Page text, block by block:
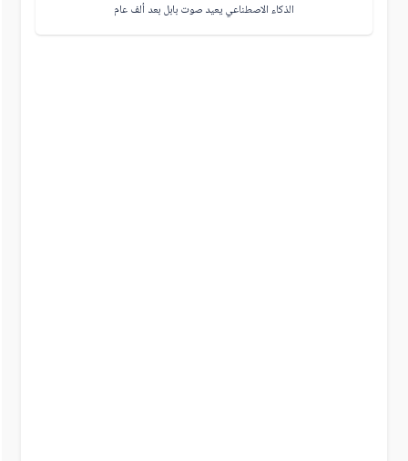
الذكاء الاصطناعي يعيد صوت بابل بعد ألف عام